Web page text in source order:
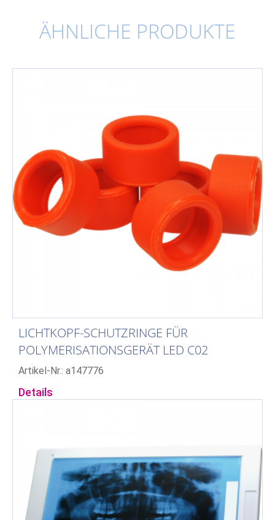
ÄHNLICHE PRODUKTE
LICHTKOPF-SCHUTZRINGE FÜR
POLYMERISATIONSGERÄT LED C02
Artikel-Nr.: a147776
Details